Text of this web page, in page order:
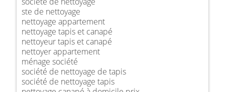
ste de nettoyage
nettoyage appartement
nettoyage tapis et canapé
nettoyeur tapis et canapé
nettoyer appartement
ménage société
société de nettoyage de tapis
société de nettoyage tapis